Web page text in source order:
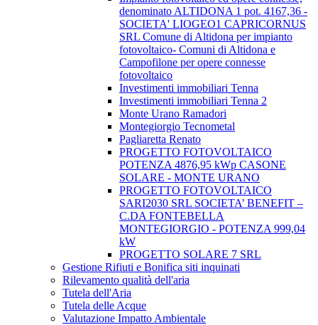
denominato ALTIDONA 1 pot. 4167,36 -
SOCIETA' LIOGEO1 CAPRICORNUS
SRL Comune di Altidona per impianto
fotovoltaico- Comuni di Altidona e
Campofilone per opere connesse
fotovoltaico
Investimenti immobiliari Tenna
Investimenti immobiliari Tenna 2
Monte Urano Ramadori
Montegiorgio Tecnometal
Pagliaretta Renato
PROGETTO FOTOVOLTAICO
POTENZA 4876,95 kWp CASONE
SOLARE - MONTE URANO
PROGETTO FOTOVOLTAICO
SARI2030 SRL SOCIETA’ BENEFIT –
C.DA FONTEBELLA
MONTEGIORGIO - POTENZA 999,04
kW
PROGETTO SOLARE 7 SRL
Gestione Rifiuti e Bonifica siti inquinati
Rilevamento qualità dell'aria
Tutela dell'Aria
Tutela delle Acque
Valutazione Impatto Ambientale